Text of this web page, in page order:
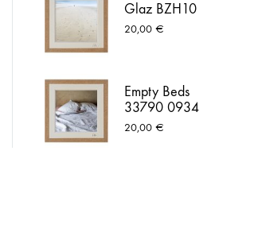
Glaz BZH10
20,00€
Empty Beds
33790 0934
20,00€